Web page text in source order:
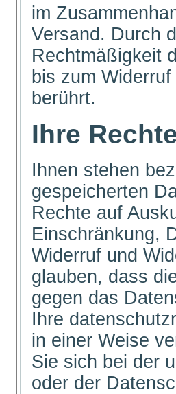
im
Versand. Durch
Rechtmäßigkeit
bis zum
berührt.
Ihre
Ihnen stehen
gespeicherten
Rechte auf
Einschränkung,
Widerruf und
glauben, dass
gegen das
Ihre
in einer Weise
Sie sich bei der
oder der